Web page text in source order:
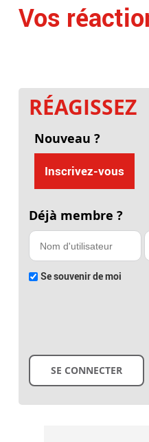
Vos
RÉAGISSEZ
Nouveau ?
Inscrivez-vous
Déjà membre ?
Se souvenir de moi